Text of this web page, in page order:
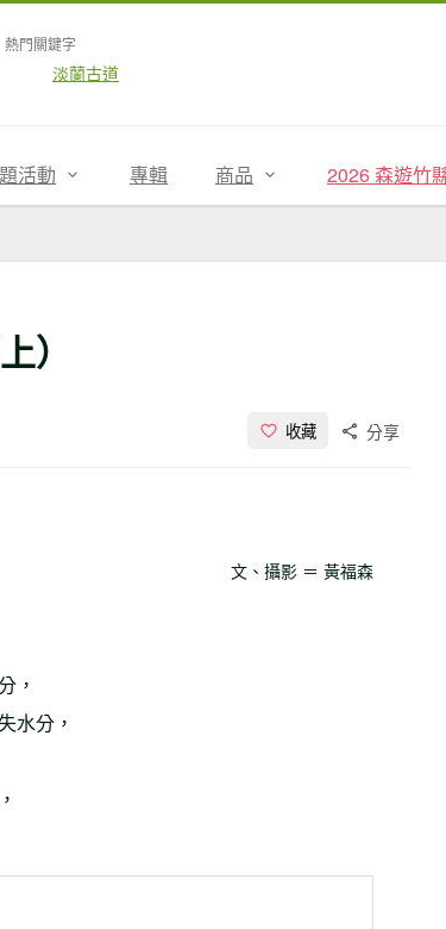
熱門關鍵字
淡蘭古道
活動 專輯 商品 2026 森遊竹
）
收藏 分享
文、攝影 ＝ 黃福森
，
水分，